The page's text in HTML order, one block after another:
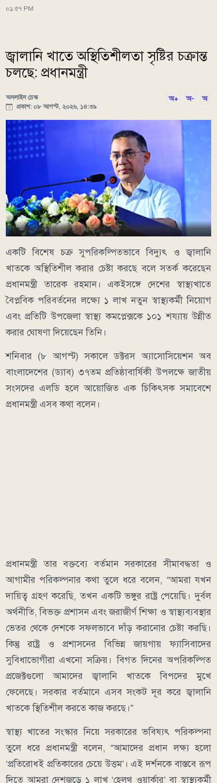
০১:৫৭ PM
জ্বালানি খাতে অস্থিতিশীলতা সৃষ্টির চক্রান্ত
চলছে: প্রধানমন্ত্রী
অনলাইন ডেস্ক
প্রকাশ: ০৮ আগস্ট, ২০২৬, ১৪:৩৯
অ+ অ- অ
একটি বিশেষ চক্র সুপরিকল্পিতভাবে বিদ্যুৎ ও জ্বালানি
খাতকে অস্থিতিশীল করার চেষ্টা করছে বলে সতর্ক করেছেন
প্রধানমন্ত্রী তারেক রহমান। একইসঙ্গে দেশের স্বাস্থ্যখাতে
বৈপ্লবিক পরিবর্তনের লক্ষ্যে ১ লাখ নতুন স্বাস্থ্যকর্মী নিয়োগ
এবং প্রতিটি উপজেলা স্বাস্থ্য কমপ্লেক্সকে ১০১ শয্যায় উন্নীত
করার ঘোষণা দিয়েছেন তিনি।
শনিবার (৮ আগস্ট) সকালে ডক্টরস অ্যাসোসিয়েশন অব
বাংলাদেশের (ড্যাব) ৩৭তম প্রতিষ্ঠাবার্ষিকী উপলক্ষে জাতীয়
সংসদের এলডি হলে আয়োজিত এক চিকিৎসক সমাবেশে
প্রধানমন্ত্রী এসব কথা বলেন।
প্রধানমন্ত্রী তার বক্তব্যে বর্তমান সরকারের সীমাবদ্ধতা ও
আগামীর পরিকল্পনার কথা তুলে ধরে বলেন, “আমরা যখন
দায়িত্ব গ্রহণ করেছি, তখন একটি ভঙ্গুর রাষ্ট্র পেয়েছি। দুর্বল
অর্থনীতি, বিভক্ত প্রশাসন এবং জরাজীর্ণ শিক্ষা ও স্বাস্থ্যব্যবস্থার
ভেতর থেকে দেশকে সফলভাবে দাঁড় করানোর চেষ্টা করছি।
কিন্তু রাষ্ট্র ও প্রশাসনের বিভিন্ন জায়গায় ফ্যাসিবাদের
সুবিধাভোগীরা এখনো সক্রিয়। বিগত দিনের অপরিকল্পিত
প্রজেক্টগুলো আমাদের জ্বালানি খাতকে বিপদের মুখে
ফেলেছে। সরকার বর্তমানে এসব সংকট দূর করে জ্বালানি
খাতকে স্থিতিশীল করতে কাজ করছে।”
স্বাস্থ্য খাতের সংস্কার নিয়ে সরকারের ভবিষ্যৎ পরিকল্পনা
তুলে ধরে প্রধানমন্ত্রী বলেন, “আমাদের প্রধান লক্ষ্য হলো
‘প্রতিরোধই প্রতিকারের চেয়ে উত্তম’। এই দর্শনকে বাস্তবে রূপ
দিতে আমরা দেশজুড়ে ১ লাখ ‘হেলথ ওয়ার্কার’ বা স্বাস্থ্যকর্মী